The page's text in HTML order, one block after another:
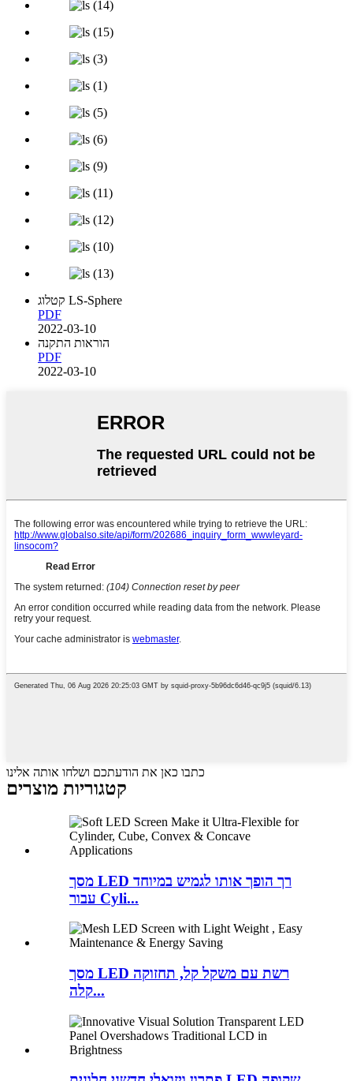
קטלוג LS-Sphere
PDF
2022-03-10
הוראות התקנה
PDF
2022-03-10
כתבו כאן את הודעתכם ושלחו אותה אלינו
קטגוריות מוצרים
מסך LED רך הופך אותו לגמיש במיוחד
עבור Cyli...
מסך LED רשת עם משקל קל, תחזוקה
קלה...